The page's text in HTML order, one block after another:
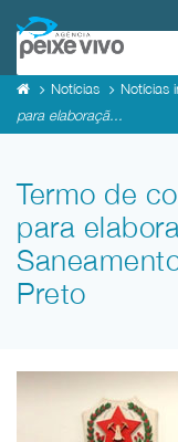
Notícias Notícias
para elaboraçã...
Termo de
para
Preto